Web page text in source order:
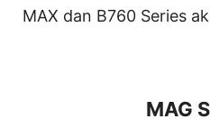
MAX dan B760 Series
MAG